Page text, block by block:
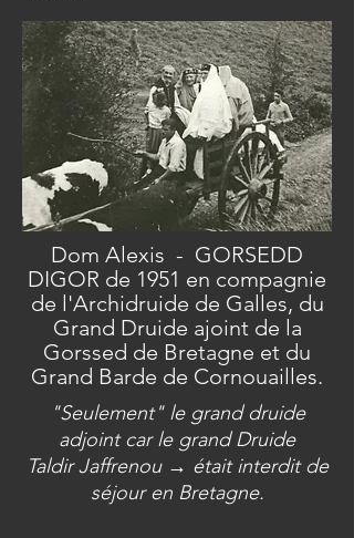
Dom Alexis - GORSEDD
DIGOR de 1951 en compagnie
de l'Archidruide de Galles, du
Grand Druide ajoint de la
Gorssed de Bretagne et du
Grand Barde de Cornouailles.
"Seulement" le grand druide
adjoint car le grand Druide
Taldir Jaffrenou → était interdit de
séjour en Bretagne.